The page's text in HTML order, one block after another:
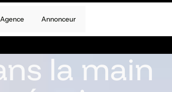
Agence Annonceur
la main